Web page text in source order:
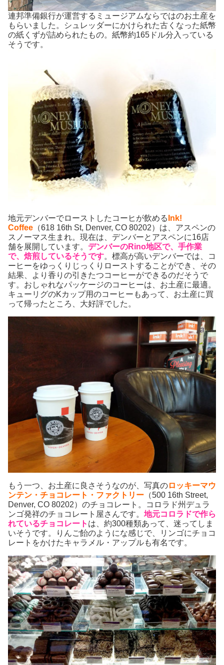
連邦準備銀行が運営するミュージアムならではのお土産を
もらいました。シュレッダーにかけられた古くなった紙幣
の紙くずが詰められたもの。紙幣約165ドル分入っている
そうです。
地元デンバーでローストしたコーヒが飲める Ink!
Coffee （618 16th St, Denver, CO 80202）は、アスペンの
スノーマス生まれ。現在は、デンバーとアスペンに16店
舗を展開しています。 デンバーのRino地区で、手作業
で、焙煎しているそうです。標高が高いデンバーでは、コ
ーヒーをゆっくりじっくりローストすることができ、その
結果、より香りの引きたつコーヒーができるのだそうで
す。おしゃれなパッケージのコーヒーは、お土産に最適。
キューリグのKカップ用のコーヒーもあって、お土産に買
って帰ったところ、大好評でした。
もう一つ、お土産に良さそうなのが、写真のロッキーマウ
ンテン・チョコレート・ファクトリー （500 16th Street,
Denver, CO 80202）のチョコレート。コロラド州デュラ
ンゴ発祥のチョコレート屋さんです。 地元コロラドで作ら
れているチョコレート は、約300種類あって、迷ってしま
いそうです。りんご飴のようにな感じで、リンゴにチョコ
レートをかけたキャラメル・アップルも有名です。